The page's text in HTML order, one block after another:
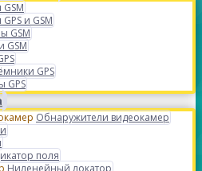
и GSM
GSM
GSM
GPS
GPS
Обнаружители видеокамер
поля
Ниленейный локатор